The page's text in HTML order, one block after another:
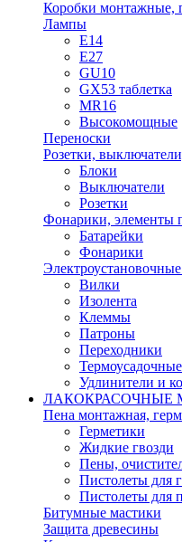
Коробки монтажные,
Лампы
E14
E27
GU10
GX53 таблетка
MR16
Высокомощные
Переноски
Розетки,
Блоки
Выключатели
Розетки
Фонарики, элементы
Батарейки
Фонарики
Вилки
Изолента
Клеммы
Патроны
Переходники
Удлинители и
ЛАКОКРАСОЧНЫЕ
Пена монтажная,
Герметики
Жидкие гвозди
Пены,
Пистолеты для
Пистолеты для
Битумные мастики
Защита древесины